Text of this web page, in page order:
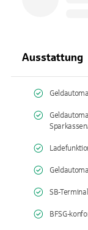
Ausstattung
SB-Terminal
BFSG-